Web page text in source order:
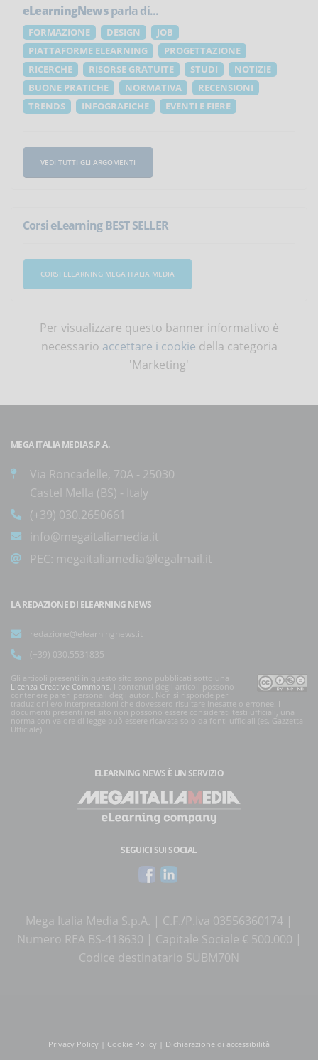
eLearningNewsparla di...
FORMAZIONE DESIGN
JOB
PIATTAFORME ELEARNING
PROGETTAZIONE
RICERCHE
RISORSE GRATUITE STUDI
NOTIZIE
BUONE PRATICHE
NORMATIVA
RECENSIONI
TRENDS
INFOGRAFICHE EVENTI E FIERE
VEDI TUTTI GLI ARGOMENTI
Corsi eLearning BEST SELLER
CORSI ELEARNING MEGA ITALIA MEDIA
Per visualizzare questo banner informativo è
necessario accettare i cookie della categoria
'Marketing'
MEGA ITALIA MEDIA S.P.A.
Via Roncadelle, 70A - 25030
Castel Mella (BS) - Italy
(+39) 030.2650661
info@megaitaliamedia.it
PEC: megaitaliamedia@legalmail.it
LA REDAZIONE DI ELEARNING NEWS
redazione@elearningnews.it
(+39) 030.5531835
Gli articoli presenti in questo sito sono pubblicati sotto una
Licenza Creative Commons. I contenuti degli articoli possono
contenere pareri personali degli autori. Non si risponde per
traduzioni e/o interpretazioni che dovessero risultare inesatte o erronee. I
documenti presenti nel sito non possono essere considerati testi ufficiali, una
norma con valore di legge può essere ricavata solo da fonti ufficiali (es. Gazzetta
Ufficiale).
ELEARNING NEWS È UN SERVIZIO
SEGUICI SUI SOCIAL
Mega Italia Media S.p.A. | C.F./P.Iva 03556360174 |
Numero REA BS-418630 | Capitale Sociale € 500.000 |
Codice destinatario SUBM70N
Privacy Policy Cookie Policy Dichiarazione di accessibilità